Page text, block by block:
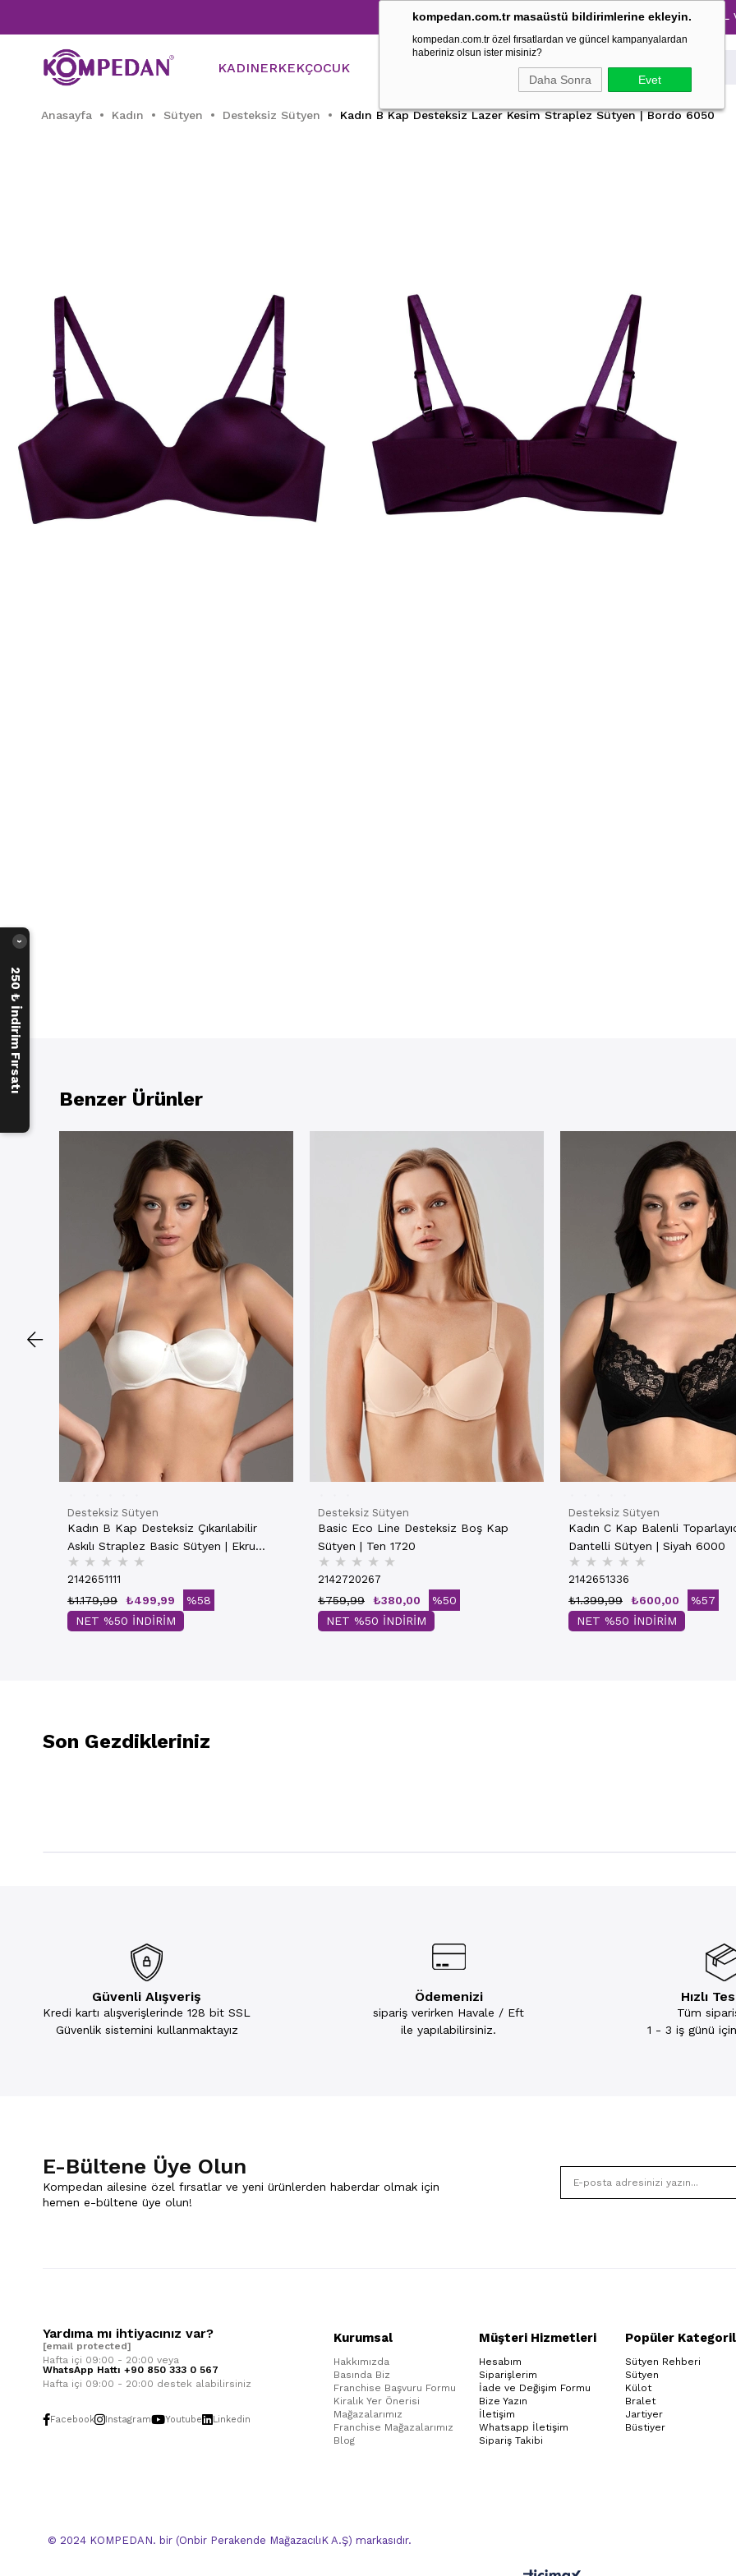
kompedan.com.tr masaüstü bildirimlerine ekleyin.
kompedan.com.tr özel fırsatlardan ve güncel kampanyalardan
haberiniz olsun ister misiniz?
Daha Sonra Evet
Tüm Pijama Takımlarında %30 İndirim → 1500 TL ve
KADINERKEKÇOCUK
Anasayfa Kadın Sütyen Desteksiz Sütyen Kadın B Kap Desteksiz Lazer Kesim Straplez Sütyen | Bordo 6050
Benzer Ürünler
Desteksiz Sütyen
Kadın B Kap Desteksiz Çıkarılabilir
Askılı Straplez Basic Sütyen | Ekru
7050
★ ★ ★ ★ ★
2142651111
₺499,99
₺1.179,99
%58
NET %50 İNDİRİM
Desteksiz Sütyen
Basic Eco Line Desteksiz Boş Kap
Sütyen | Ten 1720
★ ★ ★ ★ ★
2142720267
₺380,00
₺759,99
%50
NET %50 İNDİRİM
Desteksiz Sütyen
Kadın C Kap Balenli
Dantelli Sütyen | Siyah 6000
★ ★ ★ ★ ★
2142651336
₺600,00
₺1.399,99
%57
NET %50 İNDİRİM
Son Gezdikleriniz
Güvenli Alışveriş
Kredi kartı alışverişlerinde 128 bit SSL
Güvenlik sistemini kullanmaktayız
Ödemenizi
sipariş verirken Havale / Eft
ile yapılabilirsiniz.
Hızlı
Tüm
1 - 3 iş günü
E-Bültene Üye Olun
Kompedan ailesine özel fırsatlar ve yeni ürünlerden haberdar olmak için
hemen e-bültene üye olun!
Yardıma mı ihtiyacınız var?
[email protected]
Hafta içi 09:00 - 20:00 veya
WhatsApp Hattı +90 850 333 0 567
Hafta içi 09:00 - 20:00 destek alabilirsiniz
Facebook Instagram Youtube Linkedin
Kurumsal
Hakkımızda
Basında Biz
Franchise Başvuru Formu
Kiralık Yer Önerisi
Mağazalarımız
Franchise Mağazalarımız
Blog
Müşteri Hizmetleri
Hesabım
Siparişlerim
İade ve Değişim Formu
Bize Yazın
İletişim
Whatsapp İletişim
Sipariş Takibi
Popüler
Sütyen Rehberi
Sütyen
Külot
Bralet
Jartiyer
Büstiyer
© 2024 KOMPEDAN. bir (Onbir Perakende MağazacılıK A.Ş) markasıdır.
250 ₺ İndirim Fırsatı
›